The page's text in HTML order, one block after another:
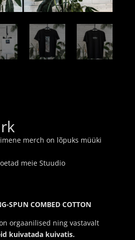
merch on lõpuks müüki
meie Stuudio
SPUN COMBED COTTON
orgaanilised ning vastavalt
kuivatada kuivatis.